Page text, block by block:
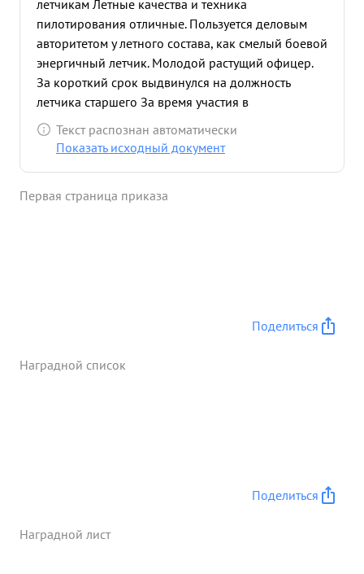
летчикам Летные качества и техника
пилотирования отличные. Пользуется деловым
авторитетом у летного состава, как смелый боевой
энергичный летчик. Молодой растущий офицер.
За короткий срок выдвинулся на должность
летчика старшего За время участия в
Отечественной войне совершил 42 боевых
штурмовых вылета, не имея ни единой
После награждения совершил 28 боевых
на "хорошо" и "отлично". 14.9.43 г.,в "охотничьем"
пехоте противника по дорогам Гостагаевская-
рубеже высоты 154 - Гостагаевская, группа из 5
также атакована парой истребителей против ника
Текст распознан автоматически
Показать исходный документ
Первая страница приказа
Поделиться
Наградной список
Поделиться
Наградной лист